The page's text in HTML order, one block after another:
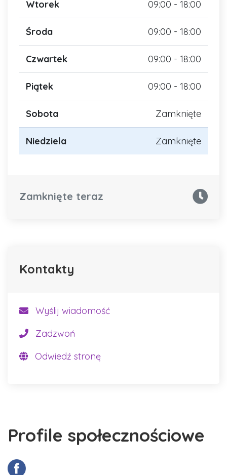
Profile społecznościowe
Wtorek 09:00 - 18:00
Środa 09:00 - 18:00
Czwartek 09:00 - 18:00
Piątek 09:00 - 18:00
Sobota Zamknięte
Niedziela Zamknięte
Zamknięte teraz
Kontakty
Wyślij wiadomość
Zadzwoń
Odwiedź stronę